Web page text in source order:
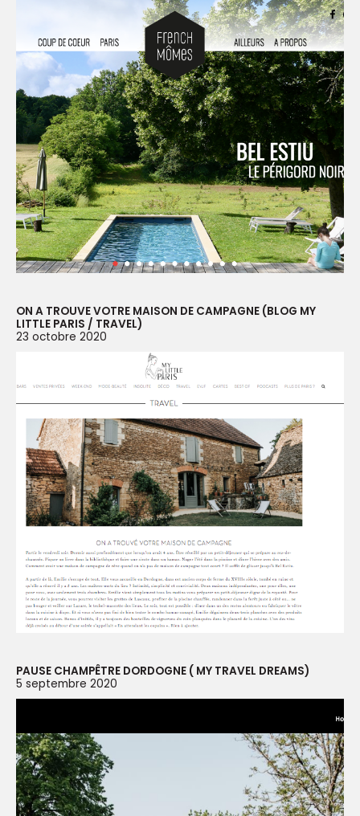
ON A TROUVE VOTRE MAISON DE CAMPAGNE (BLOG MY
LITTLE PARIS / TRAVEL)
23 octobre 2020
PAUSE CHAMPÊTRE DORDOGNE ( MY TRAVEL DREAMS)
5 septembre 2020